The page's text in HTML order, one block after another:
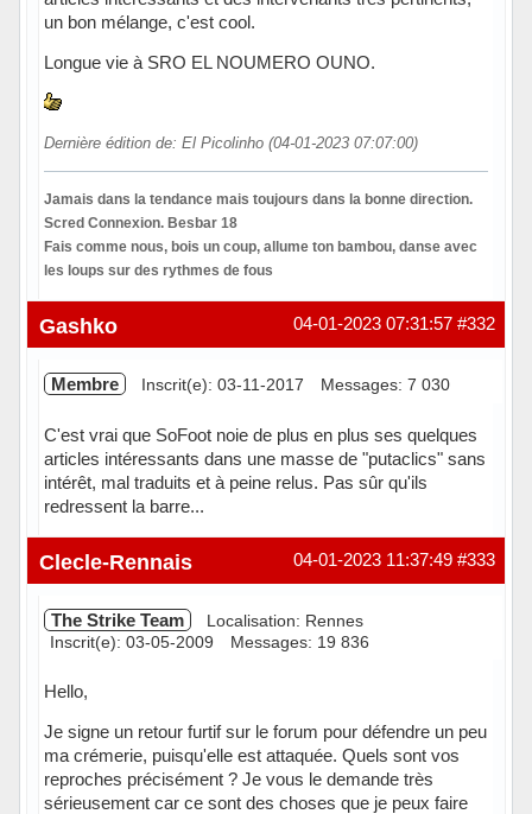
un bon mélange, c'est cool.
Longue vie à SRO EL NOUMERO OUNO.
Dernière édition de: El Picolinho (04-01-2023 07:07:00)
Jamais dans la tendance mais toujours dans la bonne direction.
Scred Connexion. Besbar 18
Fais comme nous, bois un coup, allume ton bambou, danse avec
les loups sur des rythmes de fous
Hors ligne #332
04-01-2023 07:31:57
Gashko
Membre Inscrit(e): 03-11-2017 Messages: 7 030
C'est vrai que SoFoot noie de plus en plus ses quelques
articles intéressants dans une masse de "putaclics" sans
intérêt, mal traduits et à peine relus. Pas sûr qu'ils
redressent la barre...
Hors ligne #333
04-01-2023 11:37:49
Clecle-Rennais
The Strike Team
Localisation: Rennes
Inscrit(e): 03-05-2009
Messages: 19 836
Hello,
Je signe un retour furtif sur le forum pour défendre un peu
ma crémerie, puisqu'elle est attaquée. Quels sont vos
reproches précisément ? Je vous le demande très
sérieusement car ce sont des choses que je peux faire